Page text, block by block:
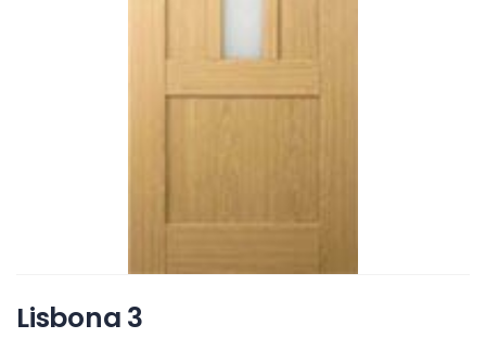
Lisbona 3